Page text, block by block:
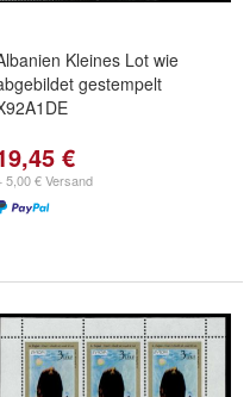
Kleines Lot wie
gestempelt
€
5,00 € Versand